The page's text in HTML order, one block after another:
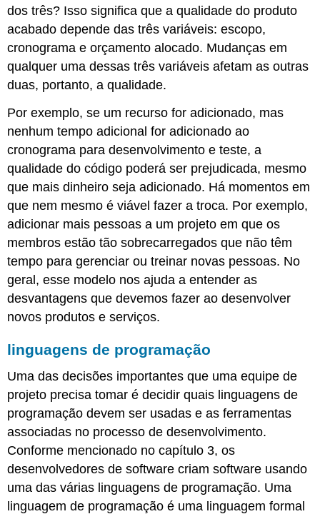
dos três? Isso significa que a qualidade do produto
acabado depende das três variáveis: escopo,
cronograma e orçamento alocado. Mudanças em
qualquer uma dessas três variáveis afetam as outras
duas, portanto, a qualidade.
Por exemplo, se um recurso for adicionado, mas
nenhum tempo adicional for adicionado ao
cronograma para desenvolvimento e teste, a
qualidade do código poderá ser prejudicada, mesmo
que mais dinheiro seja adicionado. Há momentos em
que nem mesmo é viável fazer a troca. Por exemplo,
adicionar mais pessoas a um projeto em que os
membros estão tão sobrecarregados que não têm
tempo para gerenciar ou treinar novas pessoas. No
geral, esse modelo nos ajuda a entender as
desvantagens que devemos fazer ao desenvolver
novos produtos e serviços.
linguagens de programação
Uma das decisões importantes que uma equipe de
projeto precisa tomar é decidir quais linguagens de
programação devem ser usadas e as ferramentas
associadas no processo de desenvolvimento.
Conforme mencionado no capítulo 3, os
desenvolvedores de software criam software usando
uma das várias linguagens de programação. Uma
linguagem de programação é uma linguagem formal